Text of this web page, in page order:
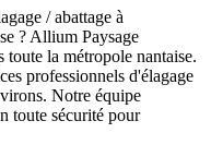
/ abattage à
? Allium Paysage
la métropole nantaise.
professionnels d'élagage
Notre équipe
toute sécurité pour